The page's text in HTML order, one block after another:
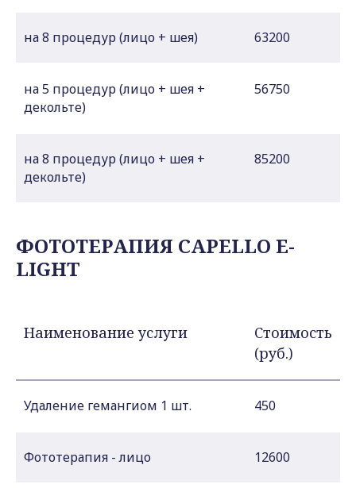
на 8 процедур (лицо + шея) 63200
на 5 процедур (лицо + шея +
декольте)
56750
на 8 процедур (лицо + шея +
декольте)
85200
ФОТОТЕРАПИЯ CAPELLO E-
LIGHT
Наименование услуги
Стоимость
(руб.)
Удаление гемангиом 1 шт. 450
Фототерапия - лицо 12600